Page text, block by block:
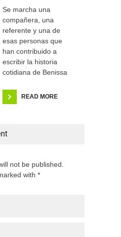
Se marcha una
compañera, una
referente y una de
esas personas que
han contribuido a
escribir la historia
cotidiana de Benissa
READ MORE
not be published.
with *